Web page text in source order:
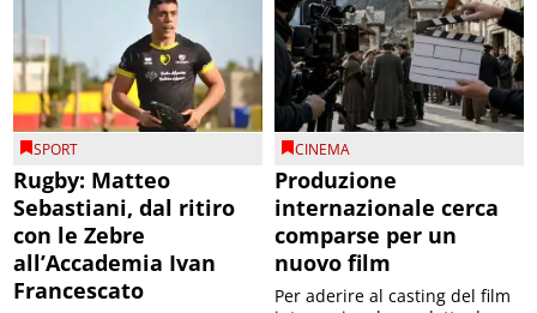
SPORT
Rugby: Matteo
Sebastiani, dal ritiro
con le Zebre
all’Accademia Ivan
Francescato
CINEMA
Produzione
internazionale cerca
comparse per un
nuovo film
Per aderire al casting del film